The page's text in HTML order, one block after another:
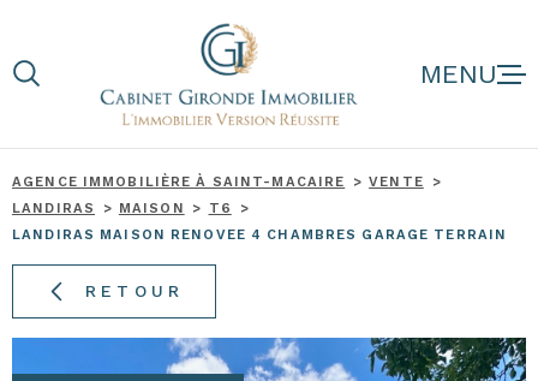
la
recherche
menu
principal
contenu
NOS BIENS
ESTIMATION
AGENCE IMMOBILIÈRE À SAINT-MACAIRE
VENTE
LANDIRAS
MAISON
T6
LANDIRAS MAISON RENOVEE 4 CHAMBRES GARAGE TERRAIN
RETOUR